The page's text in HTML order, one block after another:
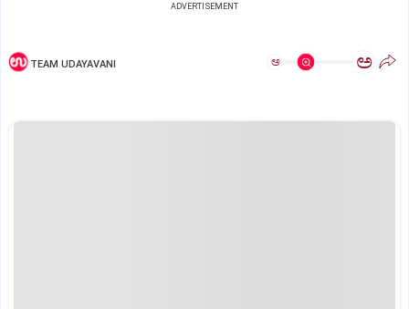
ADVERTISEMENT
TEAM UDAYAVANI ಅ ಅ